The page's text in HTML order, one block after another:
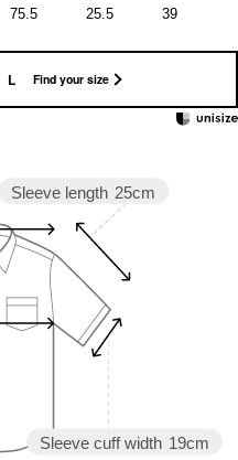
75.5 25.5
39
L Find your size
Sleeve cuff width 19cm
Sleeve length 25cm